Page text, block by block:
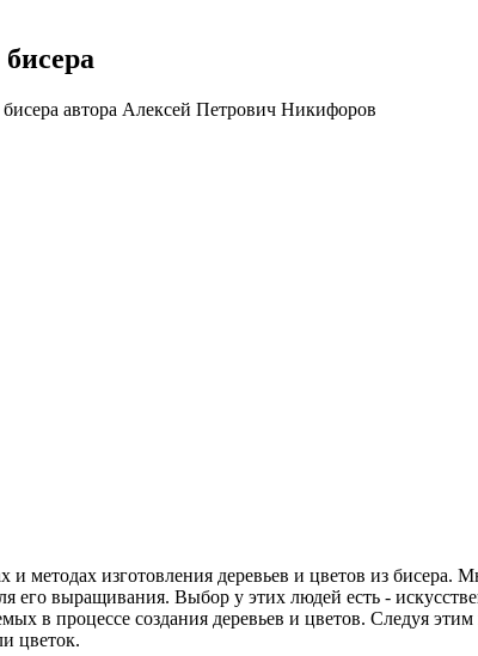
и методах изготовления деревьев и цветов из
его выращивания. Выбор у этих людей есть -
в процессе создания деревьев и цветов. Следуя
цветок.